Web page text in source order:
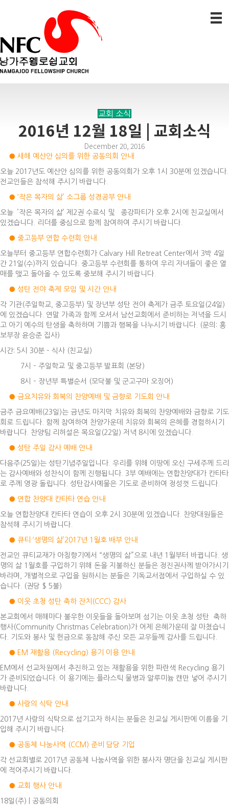
교회 소식
2016년 12월 18일 | 교회소식
December 20, 2016
● 새해 예산안 심의를 위한 공동의회 안내
오늘 2017년도 예산안 심의를 위한 공동의회가 오후 1시 30분에 있겠습니다.
전교인들은 참석해 주시기 바랍니다.
● ‘작은 목자의 삶’ 소그룹 성경공부 안내
오늘 ’작은 목자의 삶’ 제2권 수료식 및 종강파티가 오후 2시에 친교실에서
있겠습니다. 리더를 중심으로 함께 참여하여 주시기 바랍니다.
● 중고등부 연합 수련회 안내
오늘부터 중고등부 연합수련회가 Calvary Hill Retreat Center에서 3박 4일
간 21일(수)까지 있습니다. 중고등부 수련회를 통하여 우리 자녀들이 좋은 열
매를 맺고 돌아올 수 있도록 중보해 주시기 바랍니다.
● 성탄 전야 축제 모임 및 시간 안내
각 기관(주일학교, 중고등부) 및 장년부 성탄 전야 축제가 금주 토요일(24일)
에 있겠습니다. 연말 가족과 함께 오셔서 남선교회에서 준비하는 저녁을 드시
고 아기 예수의 탄생을 축하하며 기쁨과 행복을 나누시기 바랍니다. (문의: 홍
보부장 윤승준 집사)
시간: 5시 30분 – 식사 (친교실)
7시 – 주일학교 및 중고등부 발표회 (본당)
8시 – 장년부 특별순서 (모닥불 및 군고구마 오징어)
● 금요치유와 회복의 찬양예배 및 금향로 기도회 안내
금주 금요예배(23일)는 금년도 마지막 치유와 회복의 찬양예배와 금향로 기도
회로 드립니다. 함께 참여하여 찬양가운데 치유와 회복의 은혜를 경험하시기
바랍니다. 찬양팀 리허설은 목요일(22일) 저녁 8시에 있겠습니다.
● 성탄 주일 감사 예배 안내
다음주(25일)는 성탄기념주일입니다. 우리를 위해 이땅에 오신 구세주께 드리
는 감사예배와 성찬식이 함께 진행됩니다. 3부 예배에는 연합찬양대가 칸타타
로 주께 영광 돌립니다. 성탄감사예물은 기도로 준비하여 정성껏 드립니다.
● 연합 찬양대 칸타타 연습 안내
오늘 연합찬양대 칸타타 연습이 오후 2시 30분에 있겠습니다. 찬양대원들은
참석해 주시기 바랍니다.
● 큐티 ‘생명의 삶’2017년 1월호 배부 안내
전교인 큐티교재가 아침향기에서 “생명의 삶”으로 내년 1월부터 바뀝니다. 생
명의 삶 1월호를 구입하기 위해 돈을 지불하신 분들은 정진권사께 받아가시기
바라며, 개별적으로 구입을 원하시는 분들은 기독교서점에서 구입하실 수 있
습니다. (권당 $ 5불)
● 이웃 초청 성탄 축하 잔치(CCC) 감사
본교회에서 매해마다 불우한 이웃들을 돌아보며 섬기는 이웃 초청 성탄 축하
행사(Community Christmas Celebration)가 어제 은혜가운데 잘 마쳤습니
다. 기도와 봉사 및 헌금으로 동참해 주신 모든 교우들께 감사를 드립니다.
● EM 재활용 (Recycling) 용기 이용 안내
EM에서 선교차원에서 추진하고 있는 재활용을 위한 파란색 Recycling 용기
가 준비되었습니다. 이 용기에는 플라스틱 물병과 알루미늄 캔만 넣어 주시기
바랍니다.
● 사랑의 식탁 안내
2017년 사랑의 식탁으로 섬기고자 하시는 분들은 친교실 게시판에 이름을 기
입해 주시기 바랍니다.
● 공동체 나눔사역 (CCM) 준비 담당 기입
각 선교회별로 2017년 공동체 나눔사역을 위한 봉사자 명단을 친교실 게시판
에 적어주시기 바랍니다.
● 교회 행사 안내
18일(주) | 공동의회